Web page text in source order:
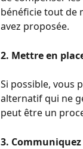
bénéficie tout de
avez proposée.
2. Mettre en
Si possible, vous
alternatif qui ne
peut être un
3.